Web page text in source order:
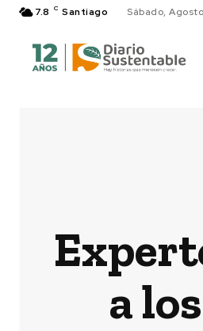
7.8 C Santiago Sábado,
a